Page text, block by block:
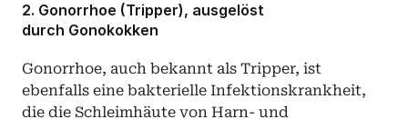
2. Gonorrhoe (Tripper), ausgelöst
durch Gonokokken
Gonorrhoe, auch bekannt als Tripper, ist
ebenfalls eine bakterielle Infektionskrankheit,
die die Schleimhäute von Harn- und